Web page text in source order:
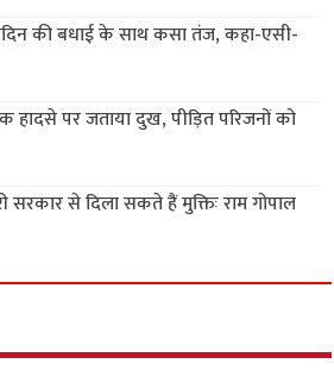
की बधाई के साथ कसा तंज, कहा-एसी-
हादसे पर जताया दुख, पीड़ित परिजनों को
सरकार से दिला सकते हैं मुक्तिः राम गोपाल